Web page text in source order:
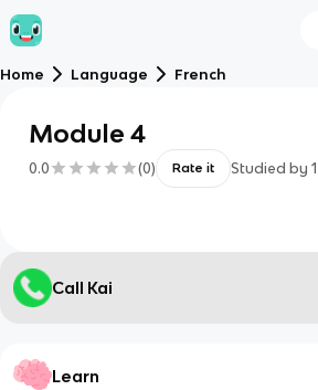
Home Language French
Module 4
0.0 (0) Rate it Studied by 1
Call Kai
Learn